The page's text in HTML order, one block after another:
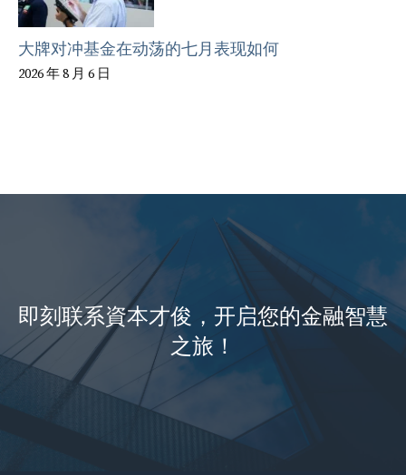
大牌对冲基金在动荡的七月表现如何
2026 年 8 月 6 日
即刻联系資本才俊，开启您的金融智慧
之旅！